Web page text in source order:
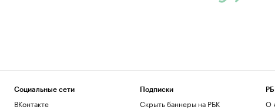
Социальные сети
ВКонтакте
Подписки
Скрыть баннеры на РБК О